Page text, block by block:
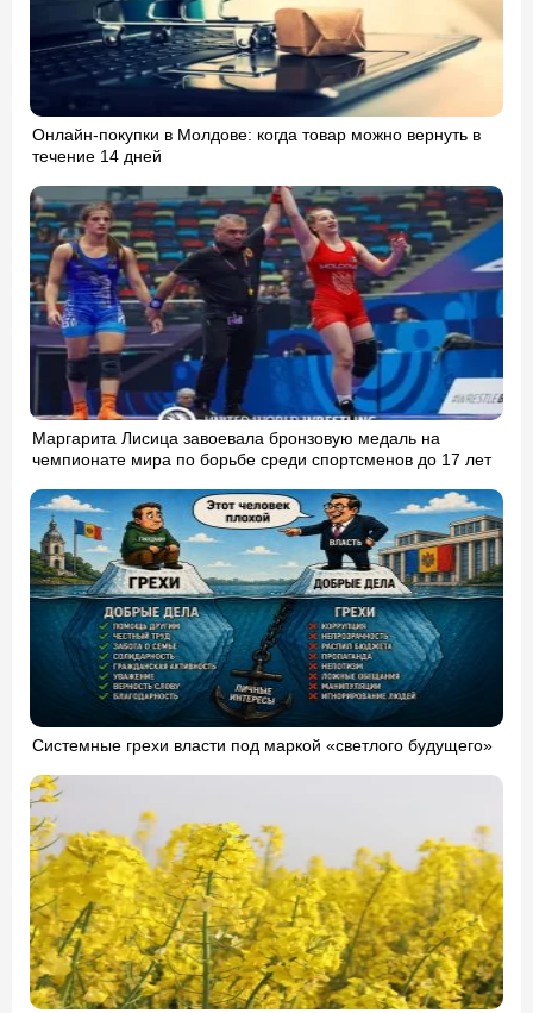
Онлайн-покупки в Молдове: когда товар можно вернуть в
течение 14 дней
Маргарита Лисица завоевала бронзовую медаль на
чемпионате мира по борьбе среди спортсменов до 17 лет
Системные грехи власти под маркой «светлого будущего»